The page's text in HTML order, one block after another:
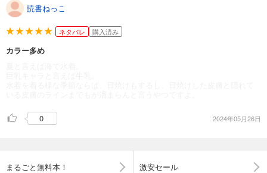
読書ねっこ
ネタバレ 購入済み
カラー多め
0 2024年05月26日
まるごと無料本！ 激安セール